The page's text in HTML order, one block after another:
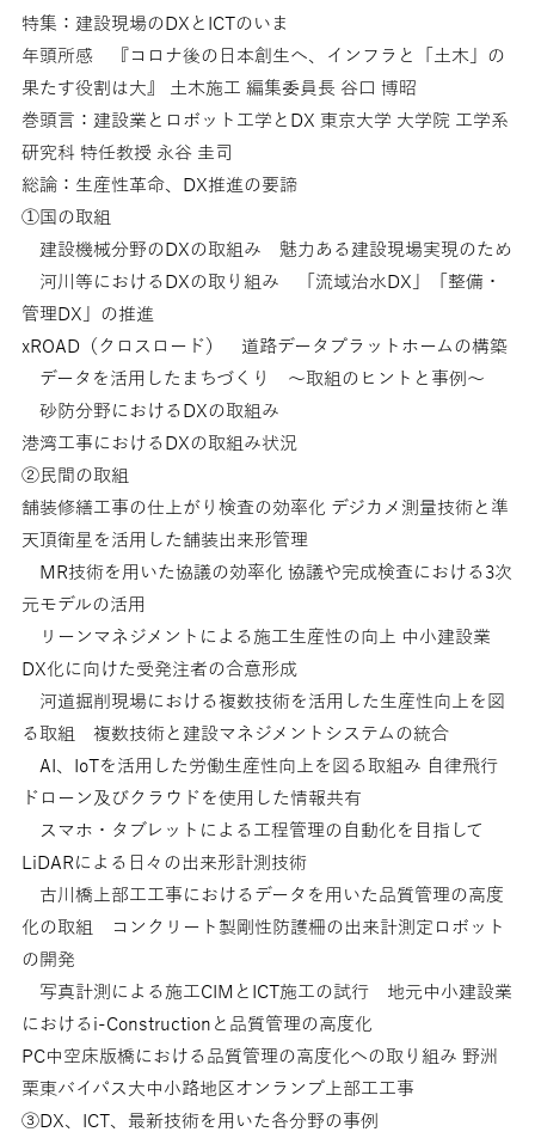
特集：建設現場のDXとICTのいま
年頭所感 『コロナ後の日本創生へ、インフラと「土木」の
果たす役割は大』 土木施工 編集委員長 谷口 博昭
巻頭言：建設業とロボット工学とDX 東京大学 大学院 工学系
研究科 特任教授 永谷 圭司
総論：生産性革命、DX推進の要諦
①国の取組
建設機械分野のDXの取組み 魅力ある建設現場実現のため
河川等におけるDXの取り組み 「流域治水DX」「整備・
管理DX」の推進
xROAD（クロスロード） 道路データプラットホームの構築
データを活用したまちづくり 〜取組のヒントと事例〜
砂防分野におけるDXの取組み
港湾工事におけるDXの取組み状況
②民間の取組
舗装修繕工事の仕上がり検査の効率化 デジカメ測量技術と準
天頂衛星を活用した舗装出来形管理
MR技術を用いた協議の効率化 協議や完成検査における3次
元モデルの活用
リーンマネジメントによる施工生産性の向上 中小建設業
DX化に向けた受発注者の合意形成
河道掘削現場における複数技術を活用した生産性向上を図
る取組 複数技術と建設マネジメントシステムの統合
AI、IoTを活用した労働生産性向上を図る取組み 自律飛行
ドローン及びクラウドを使用した情報共有
スマホ・タブレットによる工程管理の自動化を目指して
LiDARによる日々の出来形計測技術
古川橋上部工工事におけるデータを用いた品質管理の高度
化の取組 コンクリート製剛性防護柵の出来計測定ロボット
の開発
写真計測による施工CIMとICT施工の試行 地元中小建設業
におけるi-Constructionと品質管理の高度化
PC中空床版橋における品質管理の高度化への取り組み 野洲
栗東バイパス大中小路地区オンランプ上部工工事
③DX、ICT、最新技術を用いた各分野の事例